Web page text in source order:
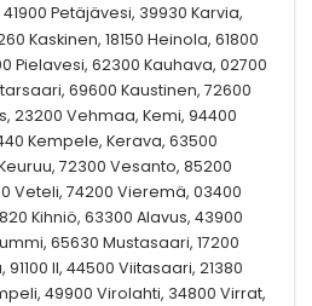
Petäjävesi, 39930 Karvia,
Kaskinen, 18150 Heinola, 61800
Pielavesi, 62300 Kauhava, 02700
69600 Kaustinen, 72600
23200 Vehmaa, Kemi, 94400
Kempele, Kerava, 63500
72300 Vesanto, 85200
Veteli, 74200 Vieremä, 03400
Kihniö, 63300 Alavus, 43900
65630 Mustasaari, 17200
91100 II, 44500 Viitasaari, 21380
49900 Virolahti, 34800 Virrat,